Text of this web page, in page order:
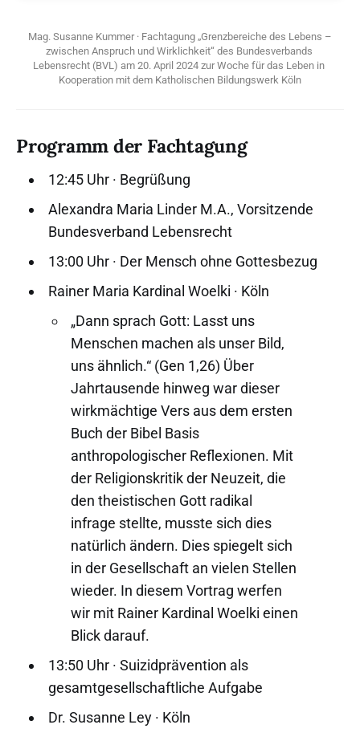
Mag. Susanne Kummer · Fachtagung „Grenzbereiche des Lebens –
zwischen Anspruch und Wirklichkeit“ des Bundesverbands
Lebensrecht (BVL) am 20. April 2024 zur Woche für das Leben in
Kooperation mit dem Katholischen Bildungswerk Köln
Programm der Fachtagung
12:45 Uhr · Begrüßung
Alexandra Maria Linder M.A., Vorsitzende
Bundesverband Lebensrecht
13:00 Uhr · Der Mensch ohne Gottesbezug
Rainer Maria Kardinal Woelki · Köln
„Dann sprach Gott: Lasst uns
Menschen machen als unser Bild,
uns ähnlich.“ (Gen 1,26) Über
Jahrtausende hinweg war dieser
wirkmächtige Vers aus dem ersten
Buch der Bibel Basis
anthropologischer Reflexionen. Mit
der Religionskritik der Neuzeit, die
den theistischen Gott radikal
infrage stellte, musste sich dies
natürlich ändern. Dies spiegelt sich
in der Gesellschaft an vielen Stellen
wieder. In diesem Vortrag werfen
wir mit Rainer Kardinal Woelki einen
Blick darauf.
13:50 Uhr · Suizidprävention als
gesamtgesellschaftliche Aufgabe
Dr. Susanne Ley · Köln